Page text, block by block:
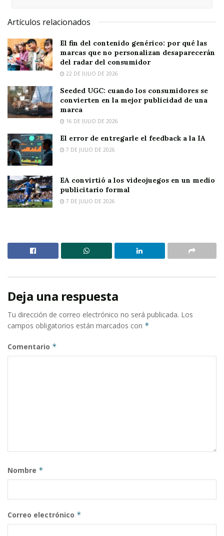
Artículos relacionados
El fin del contenido genérico: por qué las
marcas que no personalizan desaparecerán
del radar del consumidor
22 DE JULIO DE 2026
Seeded UGC: cuando los consumidores se
convierten en la mejor publicidad de una
marca
16 DE JULIO DE 2026
El error de entregarle el feedback a la IA
7 DE JULIO DE 2026
EA convirtió a los videojuegos en un medio
publicitario formal
7 DE JULIO DE 2026
Deja una respuesta
Tu dirección de correo electrónico no será publicada. Los
campos obligatorios están marcados con *
Comentario *
Nombre *
Correo electrónico *